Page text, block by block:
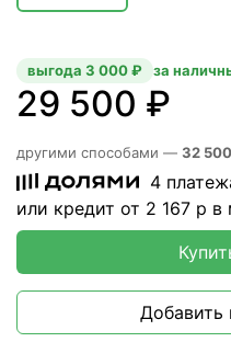
29 500 ₽
выгода 3 000 ₽ за
другими способами — 32
4
или кредит от 2 167 р в
Добавить